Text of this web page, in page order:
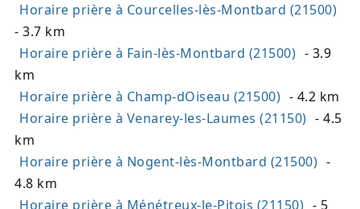
Horaire prière à Courcelles-lès-Montbard (21500)
- 3.7 km
Horaire prière à Fain-lès-Montbard (21500) - 3.9
km
Horaire prière à Champ-dOiseau (21500) - 4.2 km
Horaire prière à Venarey-les-Laumes (21150) - 4.5
km
Horaire prière à Nogent-lès-Montbard (21500) -
4.8 km
Horaire prière à Ménétreux-le-Pitois (21150) - 5